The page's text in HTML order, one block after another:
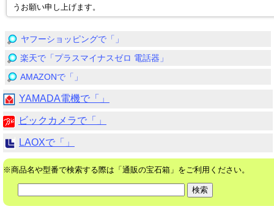
うお願い申し上げます。
ヤフーショッピングで「」
楽天で「プラスマイナスゼロ 電話器」
AMAZONで「」
YAMADA電機で「」
ビックカメラで「」
LAOXで「」
※商品名や型番で検索する際は「通販の宝石箱」をご利用ください。